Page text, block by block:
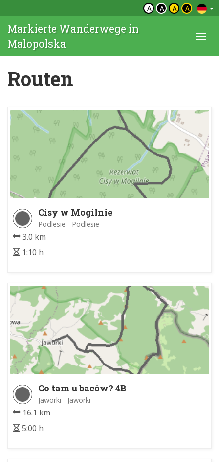
A A A A
Markierte Wanderwege in
Malopolska
Routen
Cisy w Mogilnie
Podlesie - Podlesie
3.0 km
1:10 h
Co tam u baców? 4B
Jaworki - Jaworki
16.1 km
5:00 h